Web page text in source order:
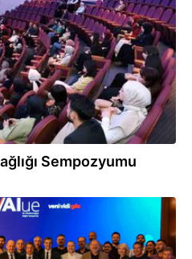
Sempozyumu